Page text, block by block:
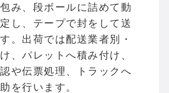
み、段ボールに詰めて動
し、テープで封をして送
。出荷では配送業者別・
、パレットへ積み付け、
や伝票処理、トラックへ
を行います。